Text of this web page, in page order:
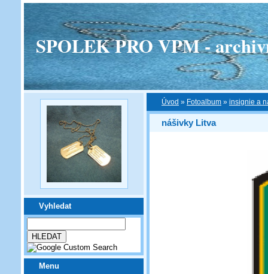
SPOLEK PRO VPM -
Vyhledat
Menu
Úvod » Fotoalbum » insignie a
nášivky Litva